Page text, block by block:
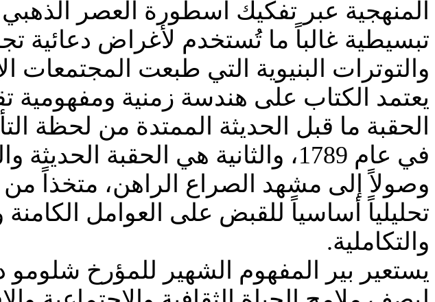
المنهجية عبر تفكيك أسطورة العصر الذهبي
تبسيطية غالباً ما تُستخدم لأغراض دعائية
والتوترات البنيوية التي طبعت المجتمعات
يعتمد الكتاب على هندسة زمنية ومفهومية
في عام 1789، والثانية هي الحقبة
وصولاً إلى مشهد الصراع الراهن، متخذاً من
تحليلياً أساسياً للقبض على العوامل
والتكاملية.
يستعير بير المفهوم الشهير للمؤرخ